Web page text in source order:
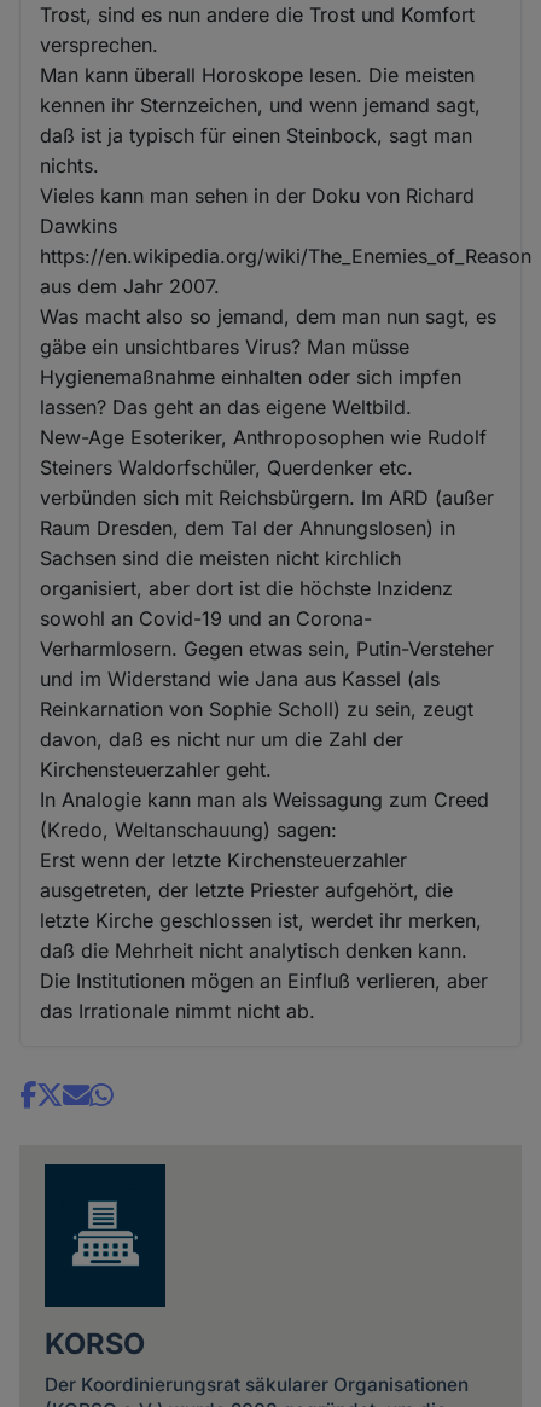
Trost, sind es nun andere die Trost und Komfort
versprechen.
Man kann überall Horoskope lesen. Die meisten
kennen ihr Sternzeichen, und wenn jemand sagt,
daß ist ja typisch für einen Steinbock, sagt man
nichts.
Vieles kann man sehen in der Doku von Richard
Dawkins
https://en.wikipedia.org/wiki/The_Enemies_of_Reason
aus dem Jahr 2007.
Was macht also so jemand, dem man nun sagt, es
gäbe ein unsichtbares Virus? Man müsse
Hygienemaßnahme einhalten oder sich impfen
lassen? Das geht an das eigene Weltbild.
New-Age Esoteriker, Anthroposophen wie Rudolf
Steiners Waldorfschüler, Querdenker etc.
verbünden sich mit Reichsbürgern. Im ARD (außer
Raum Dresden, dem Tal der Ahnungslosen) in
Sachsen sind die meisten nicht kirchlich
organisiert, aber dort ist die höchste Inzidenz
sowohl an Covid-19 und an Corona-
Verharmlosern. Gegen etwas sein, Putin-Versteher
und im Widerstand wie Jana aus Kassel (als
Reinkarnation von Sophie Scholl) zu sein, zeugt
davon, daß es nicht nur um die Zahl der
Kirchensteuerzahler geht.
In Analogie kann man als Weissagung zum Creed
(Kredo, Weltanschauung) sagen:
Erst wenn der letzte Kirchensteuerzahler
ausgetreten, der letzte Priester aufgehört, die
letzte Kirche geschlossen ist, werdet ihr merken,
daß die Mehrheit nicht analytisch denken kann.
Die Institutionen mögen an Einfluß verlieren, aber
das Irrationale nimmt nicht ab.
Share
KORSO
Der Koordinierungsrat säkularer Organisationen